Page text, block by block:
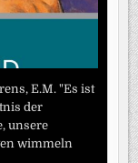
E.M. "Es ist
der
unsere
wimmeln